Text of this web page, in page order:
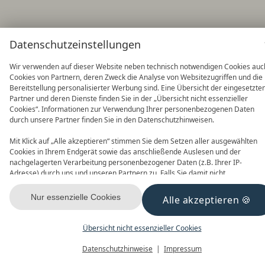
Datenschutzeinstellungen
Wir verwenden auf dieser Website neben technisch notwendigen Cookies
Cookies von Partnern, deren Zweck die Analyse von Websitezugriffen und die
Bereitstellung personalisierter Werbung sind. Eine Übersicht der
Partner und deren Dienste finden Sie in der „Übersicht nicht essenzieller
Cookies“. Informationen zur Verwendung Ihrer personenbezogenen Daten
durch unsere Partner finden Sie in den Datenschutzhinweisen.
Mit Klick auf „Alle akzeptieren“ stimmen Sie dem Setzen aller ausgewählten
Cookies in Ihrem Endgerät sowie das anschließende Auslesen und der
nachgelagerten Verarbeitung personenbezogener Daten (z.B. Ihrer IP-
Adresse) durch uns und unseren Partnern zu. Falls Sie damit nicht
einverstanden sind, klicken Sie bitte auf „Nur essenzielle Cookies“. Eine
individuelle Auswahl können Sie unter „Übersicht nicht essenzieller Cookies“
tätigen. Sie können Ihre Auswahl im Fußbereich dieser Website oder in den
Datenschutzhinweisen jederzeit aufrufen und ändern.
Alle akzeptieren
Nur essenzielle Cookies
Übersicht nicht essenzieller Cookies
Datenschutzhinweise Impressum